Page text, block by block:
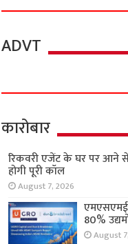
ADVT
कारोबार
रिकवरी एजेंट के घर पर आने
होगी पूरी कॉल
August 7, 2026
80%
August